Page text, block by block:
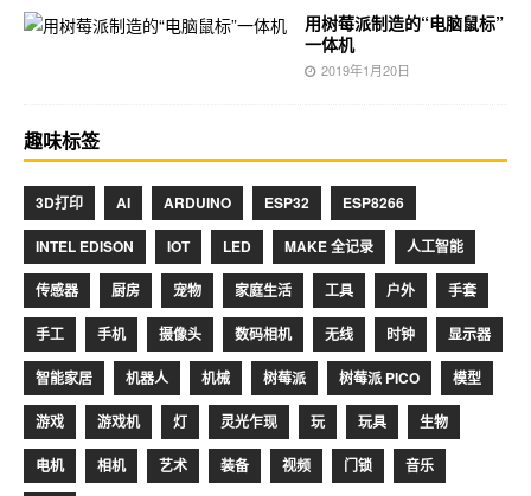
用树莓派制造的“电脑鼠标”
一体机
2019年1月20日
趣味标签
3D打印 AI ARDUINO ESP32 ESP8266
INTEL EDISON IOT LED MAKE 全记录 人工智能
传感器 厨房 宠物 家庭生活 工具 户外 手套
手工 手机 摄像头 数码相机 无线 时钟 显示器
智能家居 机器人 机械 树莓派 树莓派 PICO 模型
游戏 游戏机 灯 灵光乍现 玩 玩具 生物
电机 相机 艺术 装备 视频 门锁 音乐